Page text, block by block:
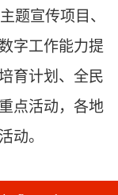
题宣传项目、
字工作能力提
育计划、全民
点活动，各地
动。